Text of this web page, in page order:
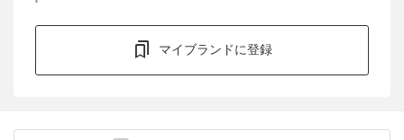
マイブランドに登録